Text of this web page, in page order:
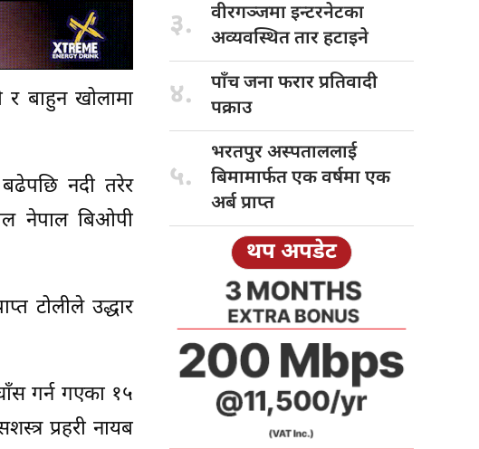
र बाहुन खोलामा
बढेपछि नदी तरेर
नेपाल बिओपी
टोलीले उद्धार
गर्न गएका १५
प्रहरी नायब
३.
वीरगञ्जमा इन्टरनेटका
अव्यवस्थित तार हटाइने
४. पाँच जनाफरार प्रतिवादी
पक्राउ
५.
भरतपुर अस्पताललाई
बिमामार्फत एक वर्षमा एक
अर्ब प्राप्त
थप अपडेट